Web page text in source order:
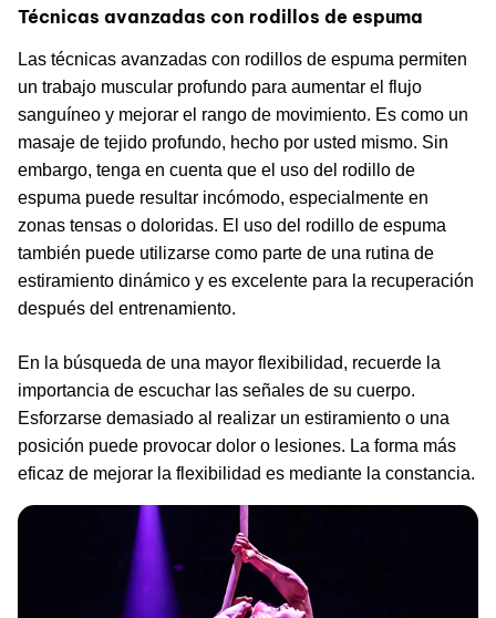
Técnicas avanzadas con rodillos de espuma
Las técnicas avanzadas con rodillos de espuma permiten
un trabajo muscular profundo para aumentar el flujo
sanguíneo y mejorar el rango de movimiento. Es como un
masaje de tejido profundo, hecho por usted mismo. Sin
embargo, tenga en cuenta que el uso del rodillo de
espuma puede resultar incómodo, especialmente en
zonas tensas o doloridas. El uso del rodillo de espuma
también puede utilizarse como parte de una rutina de
estiramiento dinámico y es excelente para la recuperación
después del entrenamiento.
En la búsqueda de una mayor flexibilidad, recuerde la
importancia de escuchar las señales de su cuerpo.
Esforzarse demasiado al realizar un estiramiento o una
posición puede provocar dolor o lesiones. La forma más
eficaz de mejorar la flexibilidad es mediante la constancia.